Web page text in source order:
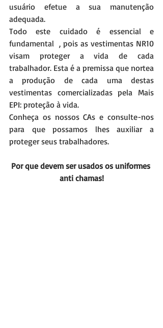
usuário efetue a sua manutenção
adequada.
Todo este cuidado é essencial e
fundamental  , pois as vestimentas NR10
visam proteger a vida de cada
trabalhador. Esta é a premissa que nortea
a produção de cada uma destas
vestimentas comercializadas pela Mais
EPI: proteção à vida.
Conheça os nossos CAs e consulte-nos
para que possamos lhes auxiliar a
proteger seus trabalhadores.
Por que devem ser usados os uniformes
anti chamas!